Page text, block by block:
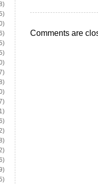
Comments are